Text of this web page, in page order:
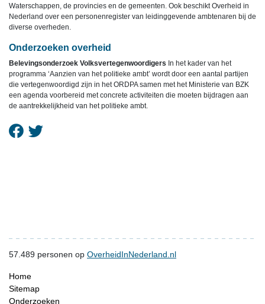
Waterschappen, de provincies en de gemeenten. Ook beschikt Overheid in
Nederland over een personenregister van leidinggevende ambtenaren bij de
diverse overheden.
Onderzoeken overheid
Belevingsonderzoek Volksvertegenwoordigers In het kader van het
programma ‘Aanzien van het politieke ambt’ wordt door een aantal partijen
die vertegenwoordigd zijn in het ORDPA samen met het Ministerie van BZK
een agenda voorbereid met concrete activiteiten die moeten bijdragen aan
de aantrekkelijkheid van het politieke ambt.
57.489 personen op OverheidInNederland.nl
Home
Sitemap
Onderzoeken